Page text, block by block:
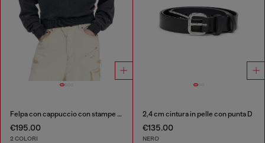
Felpa con cappuccio con stampe e applicazioni di strass
€195.00
2 COLORI
2,4 cm cintura in pelle con punta D
€135.00
NERO